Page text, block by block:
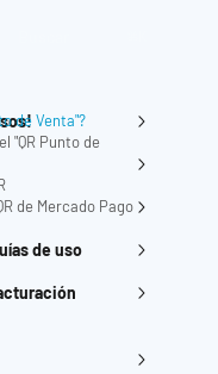
de uso
de Venta"?
"QR Punto de
de Mercado Pago